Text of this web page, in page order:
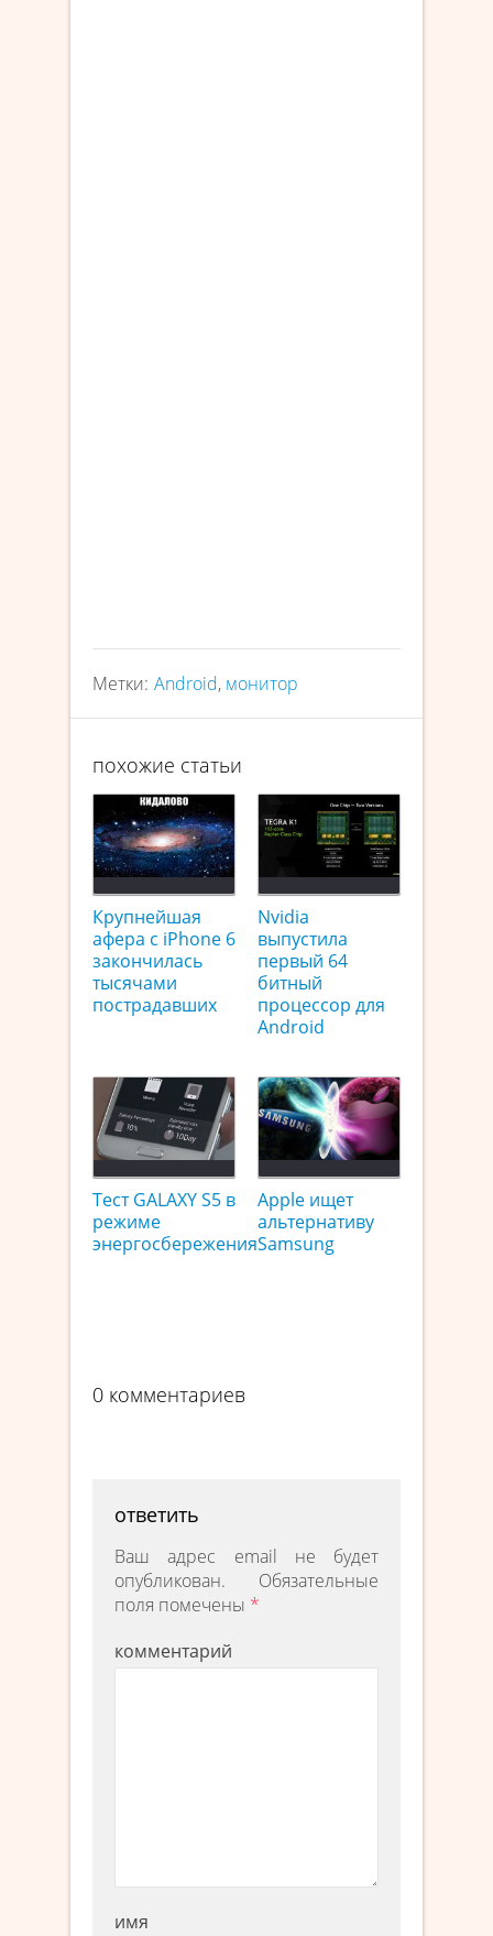
Метки: Android, монитор
похожие статьи
Крупнейшая
афера с iPhone 6
закончилась
тысячами
пострадавших
Nvidia
выпустила
первый 64
битный
процессор для
Android
Тест GALAXY S5 в
режиме
энергосбережения
Apple ищет
альтернативу
Samsung
0 комментариев
ответить
Ваш адрес email не будет
опубликован.
Обязательные
поля помечены *
комментарий
имя